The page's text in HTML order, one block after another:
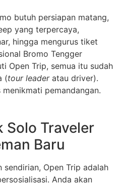
butuh persiapan matang,
yang terpercaya,
hingga mengurus tiket
Bromo Tengger
Open Trip, semua itu sudah
(tour leaderatau driver).
pemandangan.
Solo Traveler
Baru
Open Trip adalah
Anda akan